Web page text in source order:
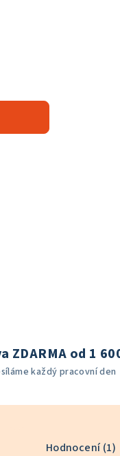
ZDARMA od 1
každý pracovní den
Hodnocení (1)